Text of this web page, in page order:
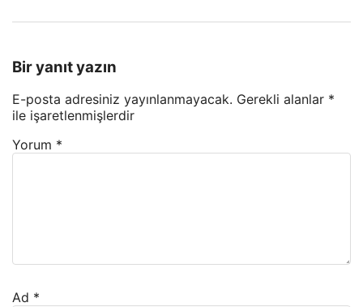
Bir yanıt yazın
E-posta adresiniz yayınlanmayacak. Gerekli alanlar *
ile işaretlenmişlerdir
Yorum *
Ad *